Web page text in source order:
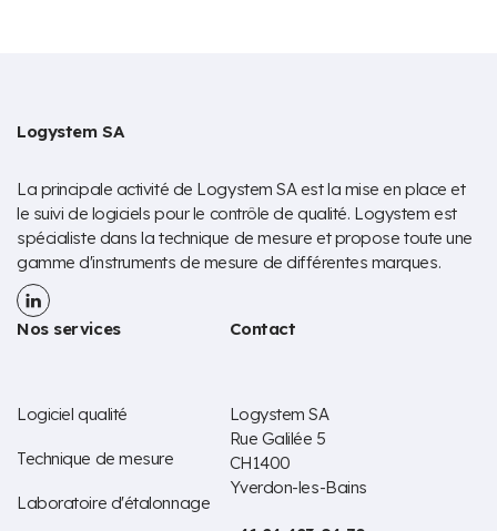
Logystem SA
La principale activité de Logystem SA est la mise en place et
le suivi de logiciels pour le contrôle de qualité. Logystem est
spécialiste dans la technique de mesure et propose toute une
gamme d'instruments de mesure de différentes marques.
Nos services
Logiciel qualité
Technique de mesure
Laboratoire d'étalonnage
Contact
Logystem SA
Rue Galilée 5
CH1400
Yverdon-les-Bains